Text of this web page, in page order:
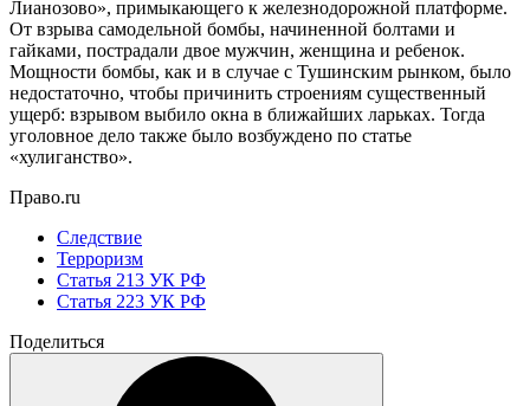
Лианозово», примыкающего к железнодорожной платформе.
От взрыва самодельной бомбы, начиненной болтами и
гайками, пострадали двое мужчин, женщина и ребенок.
Мощности бомбы, как и в случае с Тушинским рынком, было
недостаточно, чтобы причинить строениям существенный
ущерб: взрывом выбило окна в ближайших ларьках. Тогда
уголовное дело также было возбуждено по статье
«хулиганство».
Право.ru
Следствие
Терроризм
Статья 213 УК РФ
Статья 223 УК РФ
Поделиться